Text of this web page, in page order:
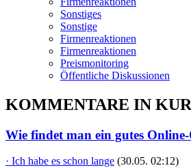
Sonstiges
Sonstige
Firmenreaktionen
Firmenreaktionen
Preismonitoring
Öffentliche Diskussionen
KOMMENTARE IN
Wie findet man ein gutes
· Ich habe es schon lange (30.05. 02:12)